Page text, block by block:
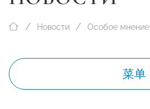
Новости Особое мнение
菜单